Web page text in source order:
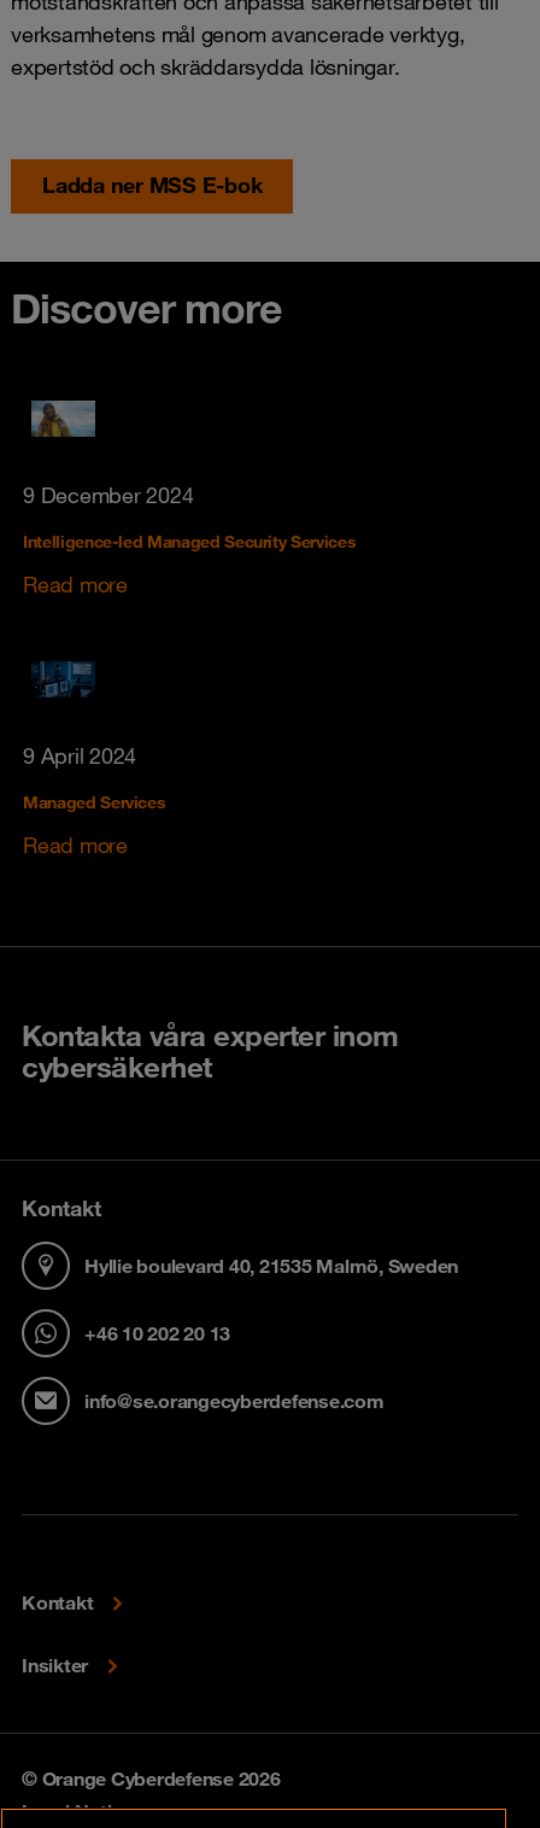
verksamhetens mål genom avancerade verktyg,
expertstöd och skräddarsydda lösningar.
Ladda ner MSS E-bok
Discover more
9 December 2024
Intelligence-led Managed Security Services
Read more
9 April 2024
Managed Services
Read more
Kontakta våra experter inom
cybersäkerhet
Kontakt
Hyllie boulevard 40, 21535 Malmö, Sweden
+46 10 202 20 13
info@se.orangecyberdefense.com
Kontakt
Insikter
© Orange Cyberdefense 2026
Legal Notice